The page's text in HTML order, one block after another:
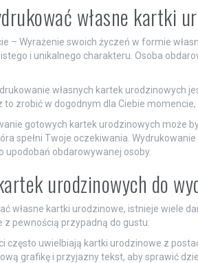
własne kartki
– Wyrażenie swoich życzeń w formie
i unikalnego charakteru. Osoba
własnych kartek urodzinowych
to zrobić w dogodnym dla Ciebie
gotowych kartek urodzinowych może
spełni Twoje oczekiwania.
upodobań obdarowywanej osoby.
urodzinowych do
własne kartki urodzinowe, istnieje wiele
z pewnością przypadną do gustu:
często uwielbiają kartki urodzinowe z
grafikę i przyjazny tekst, aby sprawić